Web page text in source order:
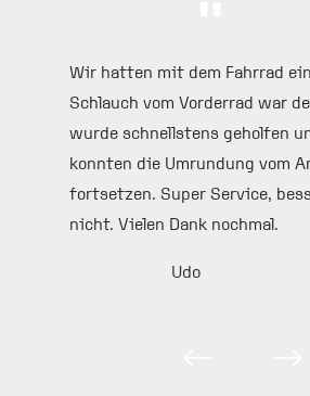
Wir hatten mit dem Fahrrad
Schlauch vom Vorderrad war
wurde schnellstens geholfen
konnten die Umrundung vom
fortsetzen. Super Service,
nicht. Vielen Dank nochmal.
Udo